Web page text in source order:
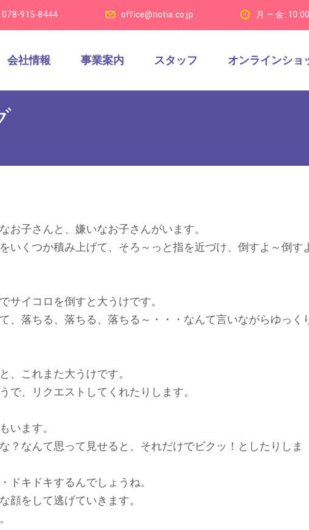
078-915-8444 office@notia.co.jp 月 — 金:
会社情報 事業案内 スタッフ オンラインショ
お子さんと、嫌いなお子さんがいます。
いくつか積み上げて、そろ～っと指を近づけ、倒すよ～倒す
サイコロを倒すと大うけです。
、落ちる、落ちる、落ちる～・・・なんて言いながらゆっく
、これまた大うけです。
で、リクエストしてくれたりします。
います。
？なんて思って見せると、それだけでビクッ！としたりしま
ドキドキするんでしょうね。
顔をして逃げていきます。